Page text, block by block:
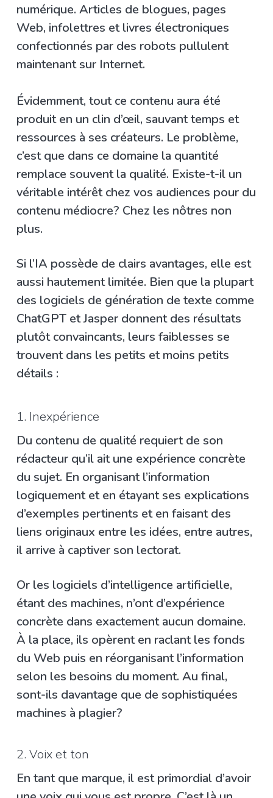
numérique. Articles de blogues, pages
Web, infolettres et livres électroniques
confectionnés par des robots pullulent
maintenant sur Internet.
Évidemment, tout ce contenu aura été
produit en un clin d’œil, sauvant temps et
ressources à ses créateurs. Le problème,
c’est que dans ce domaine la quantité
remplace souvent la qualité. Existe-t-il un
véritable intérêt chez vos audiences pour du
contenu médiocre? Chez les nôtres non
plus.
Si l’IA possède de clairs avantages, elle est
aussi hautement limitée. Bien que la plupart
des logiciels de génération de texte comme
ChatGPT et Jasper donnent des résultats
plutôt convaincants, leurs faiblesses se
trouvent dans les petits et moins petits
détails :
1. Inexpérience
Du contenu de qualité requiert de son
rédacteur qu’il ait une expérience concrète
du sujet. En organisant l’information
logiquement et en étayant ses explications
d’exemples pertinents et en faisant des
liens originaux entre les idées, entre autres,
il arrive à captiver son lectorat.
Or les logiciels d’intelligence artificielle,
étant des machines, n’ont d’expérience
concrète dans exactement aucun domaine.
À la place, ils opèrent en raclant les fonds
du Web puis en réorganisant l’information
selon les besoins du moment. Au final,
sont-ils davantage que de sophistiquées
machines à plagier?
2. Voix et ton
En tant que marque, il est primordial d’avoir